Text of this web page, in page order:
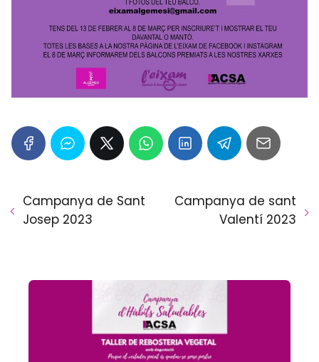
Campanya de Sant
Josep 2023
Campanya de sant
Valentí 2023